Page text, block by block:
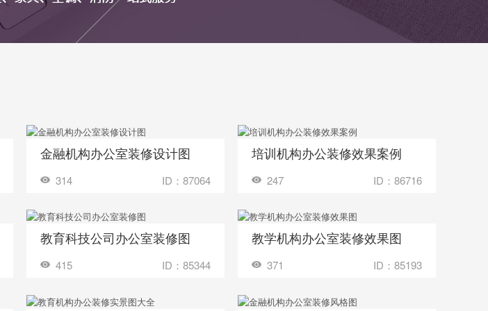
收藏 装修成这样要花多少钱？
金融机构办公室装修设计图
314 ID：87064
收藏 装修成这样要花多少钱？
培训机构办公装修效果案例
247 ID：86716
收藏 装修成这样要花多少钱？
教育科技公司办公室装修图
415 ID：85344
收藏 装修成这样要花多少钱？
教学机构办公室装修效果图
371 ID：85193